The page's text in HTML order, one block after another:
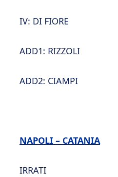
IV: DI FIORE
ADD1: RIZZOLI
ADD2: CIAMPI
NAPOLI – CATANIA
IRRATI